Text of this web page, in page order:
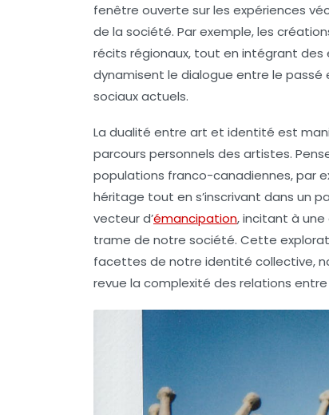
fenêtre ouverte sur les expériences
de la société. Par exemple, les
récits régionaux, tout en intégrant des
dynamisent le dialogue entre le
sociaux actuels.
La dualité entre art et identité est
parcours personnels des artistes.
populations franco-canadiennes, par
héritage tout en s’inscrivant dans un
vecteur d’émancipation, incitant à
trame de notre société. Cette
facettes de notre identité collective,
revue la complexité des relations entre